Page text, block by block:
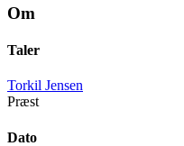
Om
Taler
Torkil Jensen
Præst
Dato